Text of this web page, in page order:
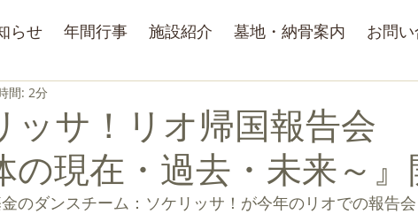
らせ 年間行事 施設紹介 墓地・納骨案内 お問
ッサ！リオ帰国報告会
の現在・過去・未来～
間: 2分
のダンスチーム：ソケリッサ！が今年のリオでの報告